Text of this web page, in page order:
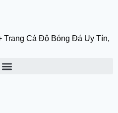
Trang Cá Độ Bóng Đá Uy Tín,